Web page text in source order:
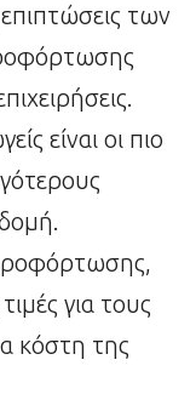
των
είναι οι πιο
για τους
κόστη της